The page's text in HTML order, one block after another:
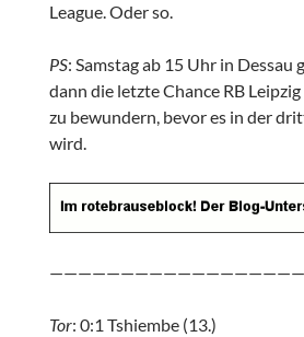
League. Oder so.
PS: Samstag ab 15 Uhr in Dessau
dann die letzte Chance RB
zu bewundern, bevor es in der
wird.
Tor: 0:1 Tshiembe (13.)